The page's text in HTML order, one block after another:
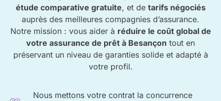
étude comparative gratuite, et de tarifs négociés
auprès des meilleures compagnies d’assurance.
Notre mission : vous aider à réduire le coût global de
votre assurance de prêt à Besançon tout en
préservant un niveau de garanties solide et adapté à
votre profil.
Nous mettons votre contrat la concurrence